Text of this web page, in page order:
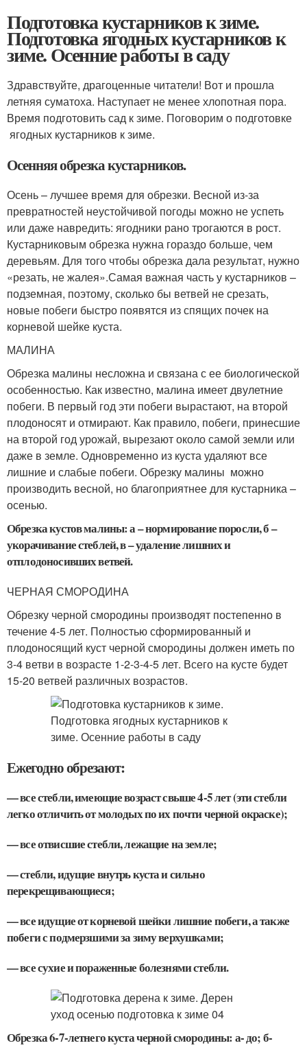
Подготовка кустарников к зиме.
Подготовка ягодных кустарников к
зиме. Осенние работы в саду
Здравствуйте, драгоценные читатели! Вот и прошла
летняя суматоха. Наступает не менее хлопотная пора.
Время подготовить сад к зиме. Поговорим о подготовке
ягодных кустарников к зиме.
Осенняя обрезка кустарников.
Осень – лучшее время для обрезки. Весной из-за
превратностей неустойчивой погоды можно не успеть
или даже навредить: ягодники рано трогаются в рост.
Кустарниковым обрезка нужна гораздо больше, чем
деревьям. Для того чтобы обрезка дала результат, нужно
«резать, не жалея».Самая важная часть у кустарников –
подземная, поэтому, сколько бы ветвей не срезать,
новые побеги быстро появятся из спящих почек на
корневой шейке куста.
МАЛИНА
Обрезка малины несложна и связана с ее биологической
особенностью. Как известно, малина имеет двулетние
побеги. В первый год эти побеги вырастают, на второй
плодоносят и отмирают. Как правило, побеги, принесшие
на второй год урожай, вырезают около самой земли или
даже в земле. Одновременно из куста удаляют все
лишние и слабые побеги. Обрезку малины можно
производить весной, но благоприятнее для кустарника –
осенью.
Обрезка кустов малины: а – нормирование поросли, б –
укорачивание стеблей, в – удаление лишних и
отплодоносивших ветвей.
ЧЕРНАЯ СМОРОДИНА
Обрезку черной смородины производят постепенно в
течение 4-5 лет. Полностью сформированный и
плодоносящий куст черной смородины должен иметь по
3-4 ветви в возрасте 1-2-3-4-5 лет. Всего на кусте будет
15-20 ветвей различных возрастов.
Ежегодно обрезают:
— все стебли, имеющие возраст свыше 4-5 лет (эти стебли
легко отличить от молодых по их почти черной окраске);
— все отвисшие стебли, лежащие на земле;
— стебли, идущие внутрь куста и сильно
перекрещивающиеся;
— все идущие от корневой шейки лишние побеги, а также
побеги с подмерзшими за зиму верхушками;
— все сухие и пораженные болезнями стебли.
Обрезка 6-7-летнего куста черной смородины: а- до; б-